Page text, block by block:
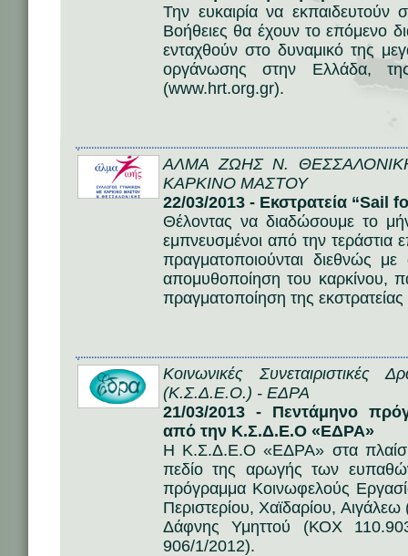
Την ευκαιρία να εκπαιδευτούν
Βοήθειες θα έχουν το επόμενο
ενταχθούν στο δυναμικό της
οργάνωσης στην Ελλάδα,
(www.hrt.org.gr).
ΑΛΜΑ ΖΩΗΣ Ν.
ΚΑΡΚΙΝΟ ΜΑΣΤΟΥ
22/03/2013 - Εκστρατεία “Sail
Θέλοντας να διαδώσουμε το
εμπνευσμένοι από την τεράστια
πραγματοποιούνται διεθνώς
απομυθοποίηση του καρκίνου,
πραγματοποίηση της
Κοινωνικές Συνεταιριστικές
(Κ.Σ.Δ.Ε.Ο.) - ΕΔΡΑ
21/03/2013 - Πεντάμηνο
από την Κ.Σ.Δ.Ε.Ο «ΕΔΡΑ»
Η Κ.Σ.Δ.Ε.Ο «ΕΔΡΑ» στα
πεδίο της αρωγής των
πρόγραμμα Κοινωφελούς
Περιστερίου, Χαϊδαρίου,
Δάφνης Υμηττού (ΚΟX
906/1/2012).